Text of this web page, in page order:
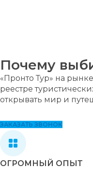
Почему
«Пронто Тур» на
реестре
открывать мир и
ЗАКАЗАТЬ ЗВОНОК
ОГРОМНЫЙ ОПЫТ